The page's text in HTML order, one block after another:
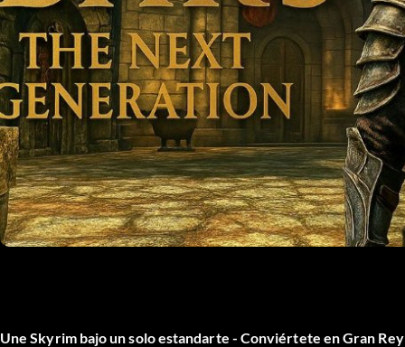
Une Skyrim bajo un solo estandarte - Conviértete en Gran Rey